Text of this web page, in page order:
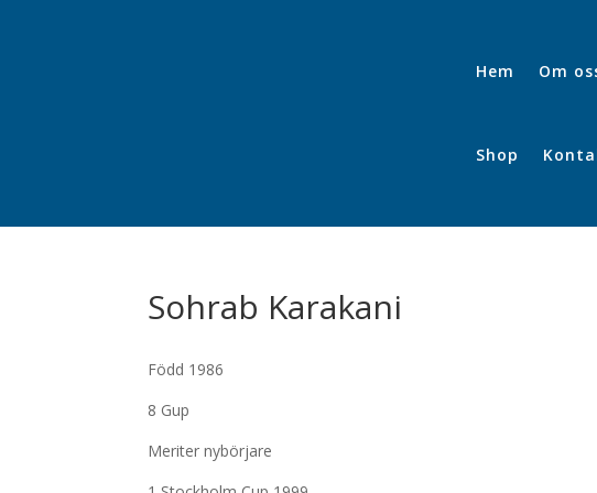
Hem Om
Shop
Sohrab Karakani
Född 1986
8 Gup
Meriter nybörjare